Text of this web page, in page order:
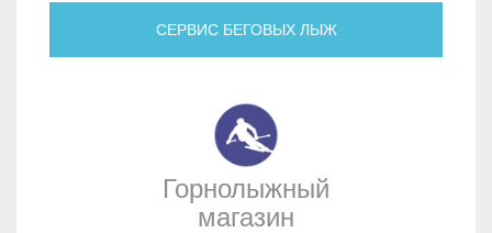
СЕРВИС БЕГОВЫХ ЛЫЖ
Горнолыжный
магазин